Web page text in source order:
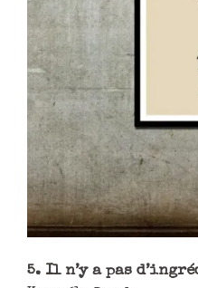
5. Il n’y a pas